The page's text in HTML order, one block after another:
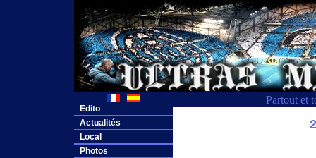
Partout et
Edito
Actualités
Local
Photos